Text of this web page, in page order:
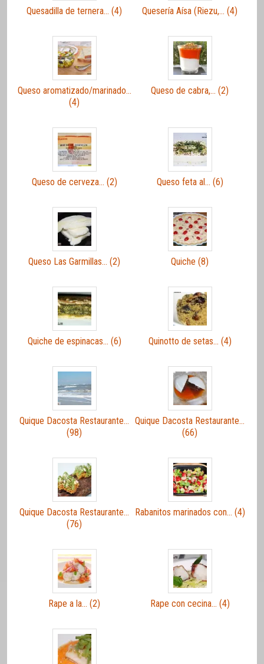
Quesadilla de ternera… (4) Quesería Aísa (Riezu,… (4)
Queso aromatizado/marinado…
(4)
Queso de cabra,… (2)
Queso de cerveza… (2) Queso feta al… (6)
Queso Las Garmillas… (2) Quiche (8)
Quiche de espinacas… (6) Quinotto de setas… (4)
Quique Dacosta Restaurante…
(98)
Quique Dacosta Restaurante…
(66)
Quique Dacosta Restaurante…
(76)
Rabanitos marinados con… (4)
Rape a la… (2) Rape con cecina… (4)